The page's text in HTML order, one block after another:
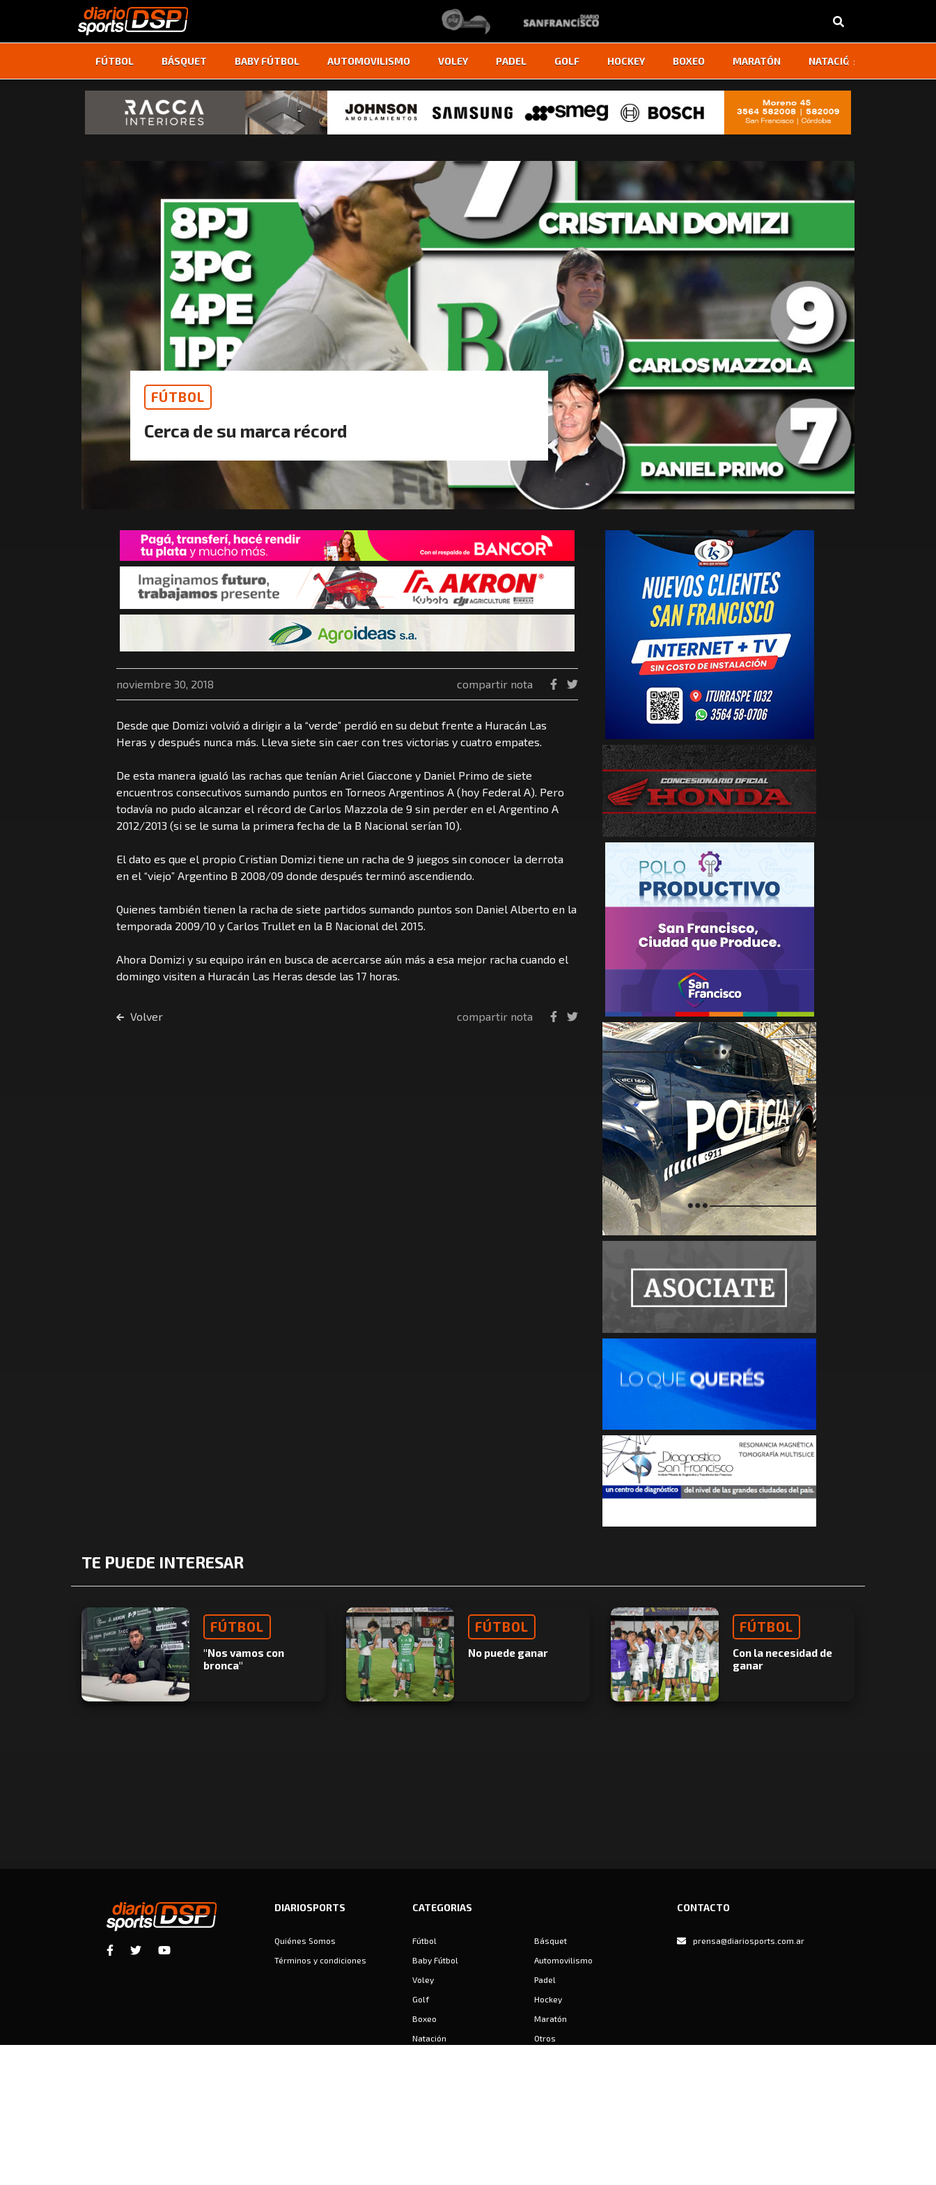
FÚTBOL BÁSQUET BABY FÚTBOL AUTOMOVILISMO VOLEY PADEL GOLF HOCKEY BOXEO MARATÓN NATACIÓN
‹ ›
FÚTBOL
Cerca de su marca récord
noviembre 30, 2018 compartir nota
Desde que Domizi volvió a dirigir a la “verde” perdió en su debut frente a Huracán Las
Heras y después nunca más. Lleva siete sin caer con tres victorias y cuatro empates.
De esta manera igualó las rachas que tenían Ariel Giaccone y Daniel Primo de siete
encuentros consecutivos sumando puntos en Torneos Argentinos A (hoy Federal A). Pero
todavía no pudo alcanzar el récord de Carlos Mazzola de 9 sin perder en el Argentino A
2012/2013 (si se le suma la primera fecha de la B Nacional serían 10).
El dato es que el propio Cristian Domizi tiene un racha de 9 juegos sin conocer la derrota
en el “viejo” Argentino B 2008/09 donde después terminó ascendiendo.
Quienes también tienen la racha de siete partidos sumando puntos son Daniel Alberto en la
temporada 2009/10 y Carlos Trullet en la B Nacional del 2015.
Ahora Domizi y su equipo irán en busca de acercarse aún más a esa mejor racha cuando el
domingo visiten a Huracán Las Heras desde las 17 horas.
Volver compartir nota
TE PUEDE INTERESAR
FÚTBOL
"Nos vamos con
bronca"
FÚTBOL
No puede ganar
FÚTBOL
Con la necesidad de
ganar
DIARIOSPORTS
Quiénes Somos
Términos y condiciones
CATEGORIAS
Fútbol
Básquet
Baby Fútbol
Automovilismo
Voley
Padel
Golf
Hockey
Boxeo
Maratón
Natación
Otros
CONTACTO
prensa@diariosports.com.ar